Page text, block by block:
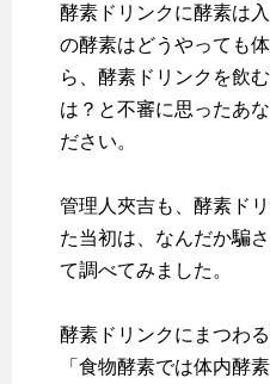
酵素ドリンクに酵素は
の酵素はどうやっても
ら、酵素ドリンクを飲
は？と不審に思ったあ
ださい。
管理人夾吉も、酵素ド
た当初は、なんだか騙
て調べてみました。
酵素ドリンクにまつわ
「食物酵素では体内酵